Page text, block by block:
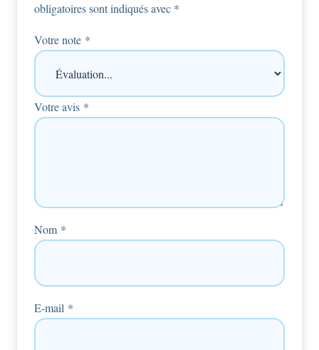
obligatoires sont indiqués avec *
Votre note *
Votre avis *
Nom *
E-mail *